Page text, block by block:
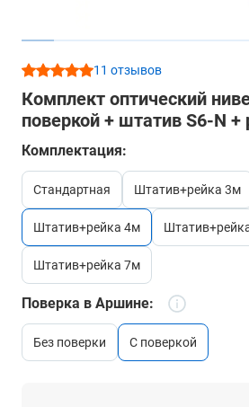
11 отзывов
Комплект оптический
поверкой + штатив S6-N +
Комплектация:
стандартная штатив+рейка 3м
штатив+рейка 4м
штатив+рейка 7м
Поверка в Аршине:
без поверки c поверкой